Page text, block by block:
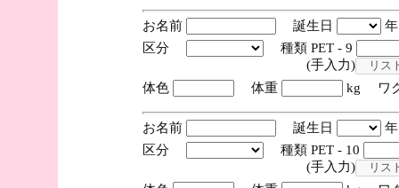
お名前 誕生日
区分
種類 PET - 9
(手入力)
体色
体重 kg ワ
お名前 誕生日
区分
種類 PET - 10
(手入力)